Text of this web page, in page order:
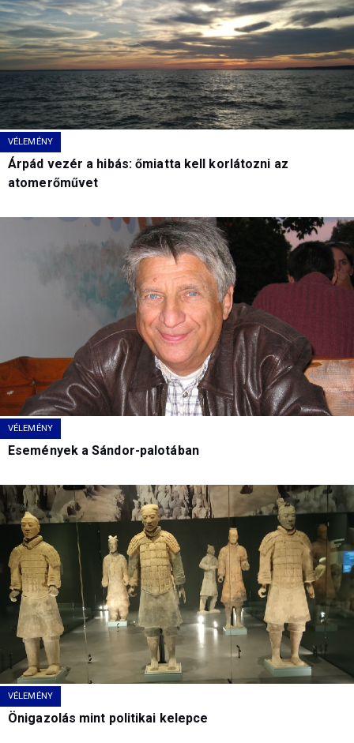
VÉLEMÉNY
Árpád vezér a hibás: őmiatta kell korlátozni az
atomerőművet
VÉLEMÉNY
Események a Sándor-palotában
VÉLEMÉNY
Önigazolás mint politikai kelepce